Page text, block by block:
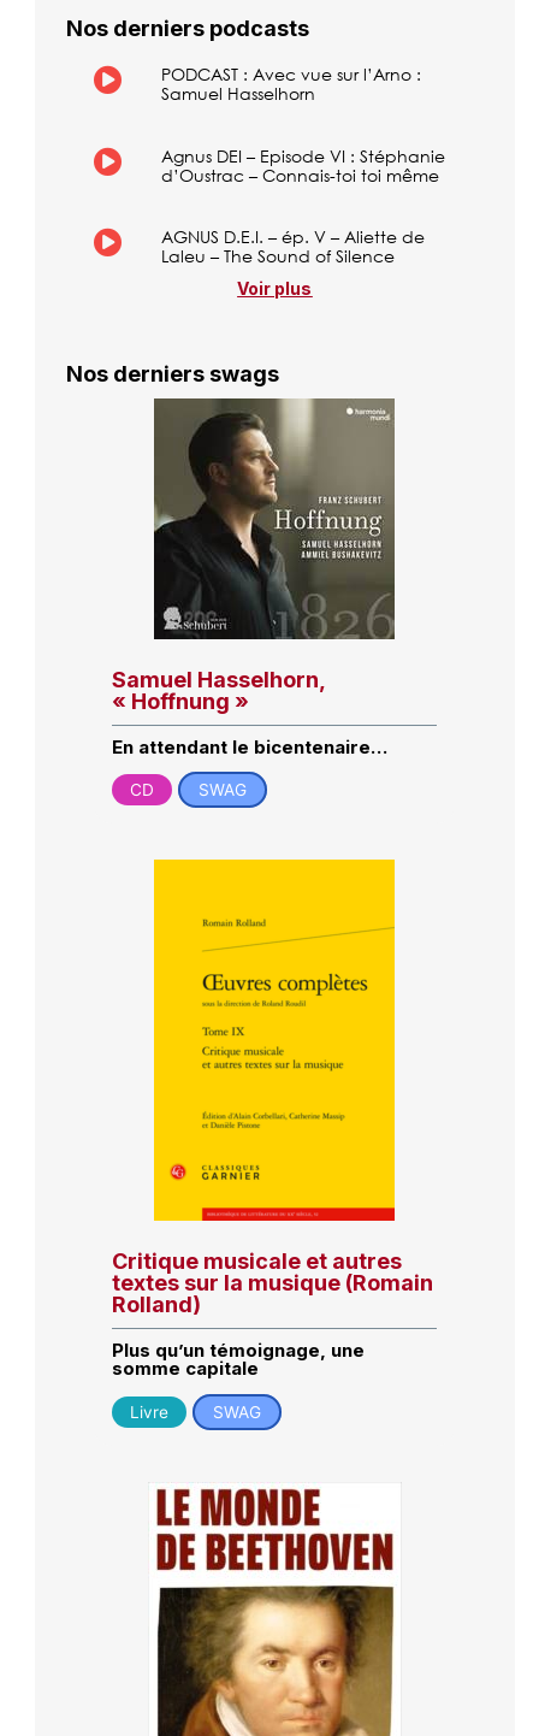
Nos derniers podcasts
PODCAST : Avec vue sur l’Arno :
Samuel Hasselhorn
Agnus DEI – Episode VI : Stéphanie
d’Oustrac – Connais-toi toi même
AGNUS D.E.I. – ép. V – Aliette de
Laleu – The Sound of Silence
Voir plus
Nos derniers swags
Samuel Hasselhorn,
« Hoffnung »
En attendant le bicentenaire…
CD SWAG
Critique musicale et autres
textes sur la musique (Romain
Rolland)
Plus qu’un témoignage, une
somme capitale
Livre SWAG